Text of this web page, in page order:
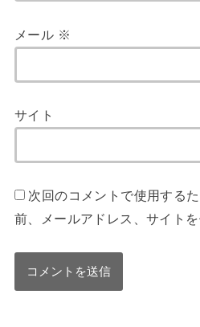
メール ※
サイト
次回のコメントで使用する
前、メールアドレス、サイトを